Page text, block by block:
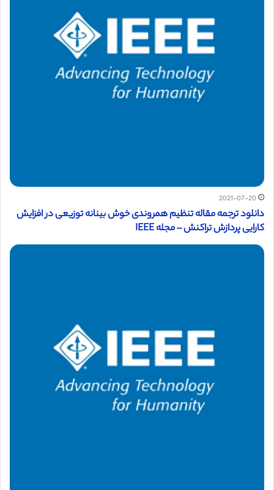
2021-07-20
دانلود ترجمه مقاله تنظیم همروندی خوش بینانه توزیعی در افزایش
کارایی پردازش تراکنش – مجله IEEE